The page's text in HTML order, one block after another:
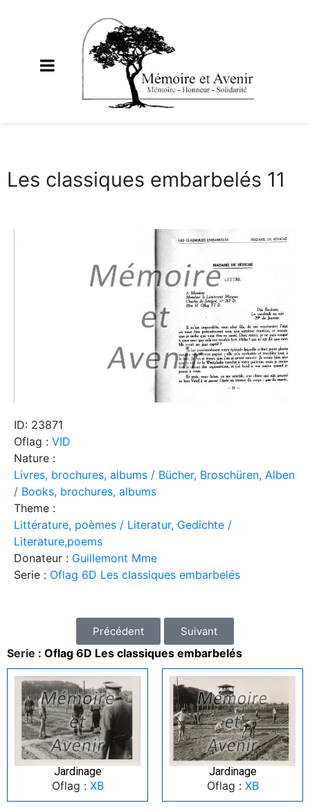
Les classiques embarbelés 11
ID: 23871
Oflag : VID
Nature :
Livres, brochures, albums / Bücher, Broschüren, Alben
/ Books, brochures, albums
Theme :
Littérature, poèmes / Literatur, Gedichte /
Literature,poems
Donateur : Guillemont Mme
Serie : Oflag 6D Les classiques embarbelés
Précédent Suivant
Serie : Oflag 6D Les classiques embarbelés
Jardinage
Oflag : XB
Jardinage
Oflag : XB